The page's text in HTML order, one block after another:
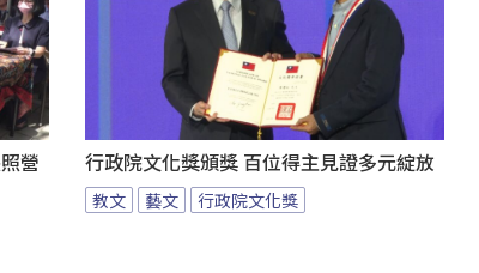
營
行政院文化獎頒獎 百位得主見證多元綻放
教文 藝文 行政院文化獎